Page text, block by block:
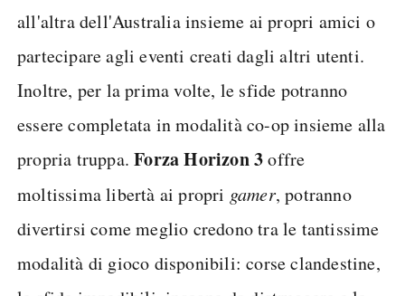
all'altra dell'Australia insieme ai propri amici o
partecipare agli eventi creati dagli altri utenti.
Inoltre, per la prima volte, le sfide potranno
essere completata in modalità co-op insieme alla
propria truppa.Forza Horizon 3offre
moltissima libertà ai propri gamer, potranno
divertirsi come meglio credono tra le tantissime
modalità di gioco disponibili: corse clandestine,